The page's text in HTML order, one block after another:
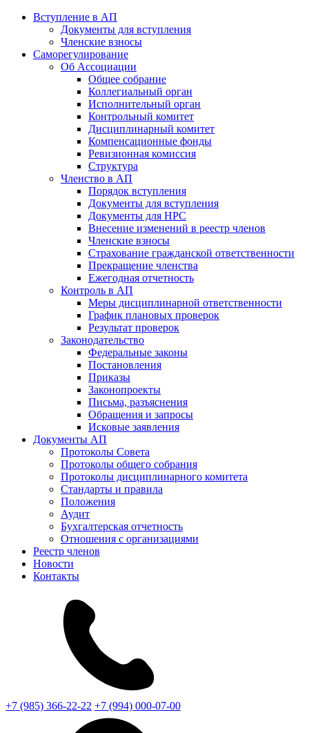
Вступление в АП
Документы для вступления
Членские взносы
Саморегулирование
Об Ассоциации
Общее собрание
Коллегиальный орган
Исполнительный орган
Контрольный комитет
Дисциплинарный комитет
Компенсационные фонды
Ревизионная комиссия
Структура
Членство в АП
Порядок вступления
Документы для вступления
Документы для НРС
Внесение изменений в реестр членов
Членские взносы
Страхование гражданской ответственности
Прекращение членства
Ежегодная отчетность
Контроль в АП
Меры дисциплинарной ответственности
График плановых проверок
Результат проверок
Законодательство
Федеральные законы
Постановления
Приказы
Законопроекты
Письма, разъяснения
Обращения и запросы
Исковые заявления
Документы АП
Протоколы Совета
Протоколы общего собрания
Протоколы дисциплинарного комитета
Стандарты и правила
Положения
Аудит
Бухгалтерская отчетность
Отношения с организациями
Реестр членов
Новости
Контакты
+7 (985) 366-22-22 +7 (994) 000-07-00